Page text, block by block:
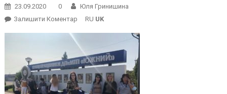
23.09.2020 0
Юля Гринишина
Залишити КоментарOn RU UK